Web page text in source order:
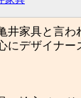
井家具と言
にデザイナ